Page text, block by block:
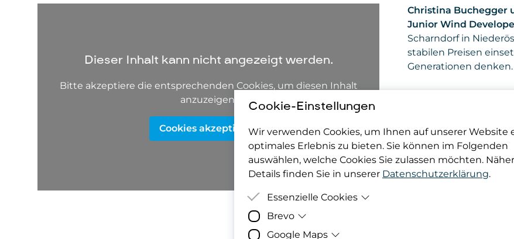
Dieser Inhalt kann nicht angezeigt werden.
Bitte akzeptiere die entsprechenden Cookies, um diesen Inhalt
anzuzeigen.
Cookies akzeptieren
Christina Buchegger
Junior Wind
Scharndorf in
stabilen Preisen
Generationen denken.
In der technischen
bis zur Baureife
Ausland.
Cookie-Einstellungen
Wir verwenden Cookies, um Ihnen auf unserer Website
optimales Erlebnis zu bieten. Sie können im Folgenden
auswählen, welche Cookies Sie zulassen möchten.
Details finden Sie in unserer Datenschutzerklärung.
Essenzielle Cookies
Zweck
werden können, werden diese in den
Brevo
Google Maps